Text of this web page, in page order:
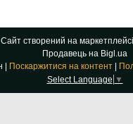
Сайт створений на маркетплейсі
Продавець на Bigl.ua
Поскаржитися на контент
Select Language ▼